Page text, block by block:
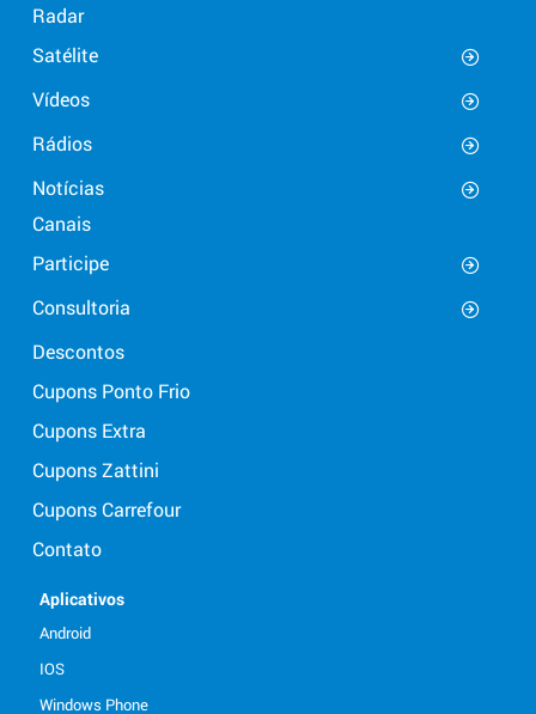
Radar
Satélite
Vídeos
Rádios
Notícias
Canais
Participe
Consultoria
Descontos
Cupons Ponto Frio
Cupons Extra
Cupons Zattini
Cupons Carrefour
Contato
Aplicativos
Android
IOS
Windows Phone